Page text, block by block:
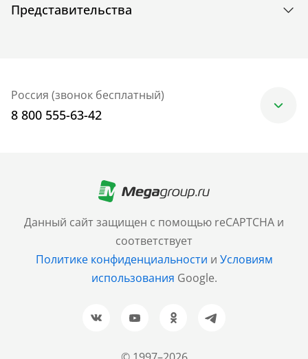
Данный сайт защищен с помощью reCAPTCHA и
соответствует
Политике конфиденциальности и Условиям
использования Google.
Представительства
Россия (звонок бесплатный)
8 800 555-63-42
+7 (499) 705-30-10
Санкт-Петербург
+7 (812) 600-77-33
Барнаул
+7 (961) 999-93-93
Новосибирск